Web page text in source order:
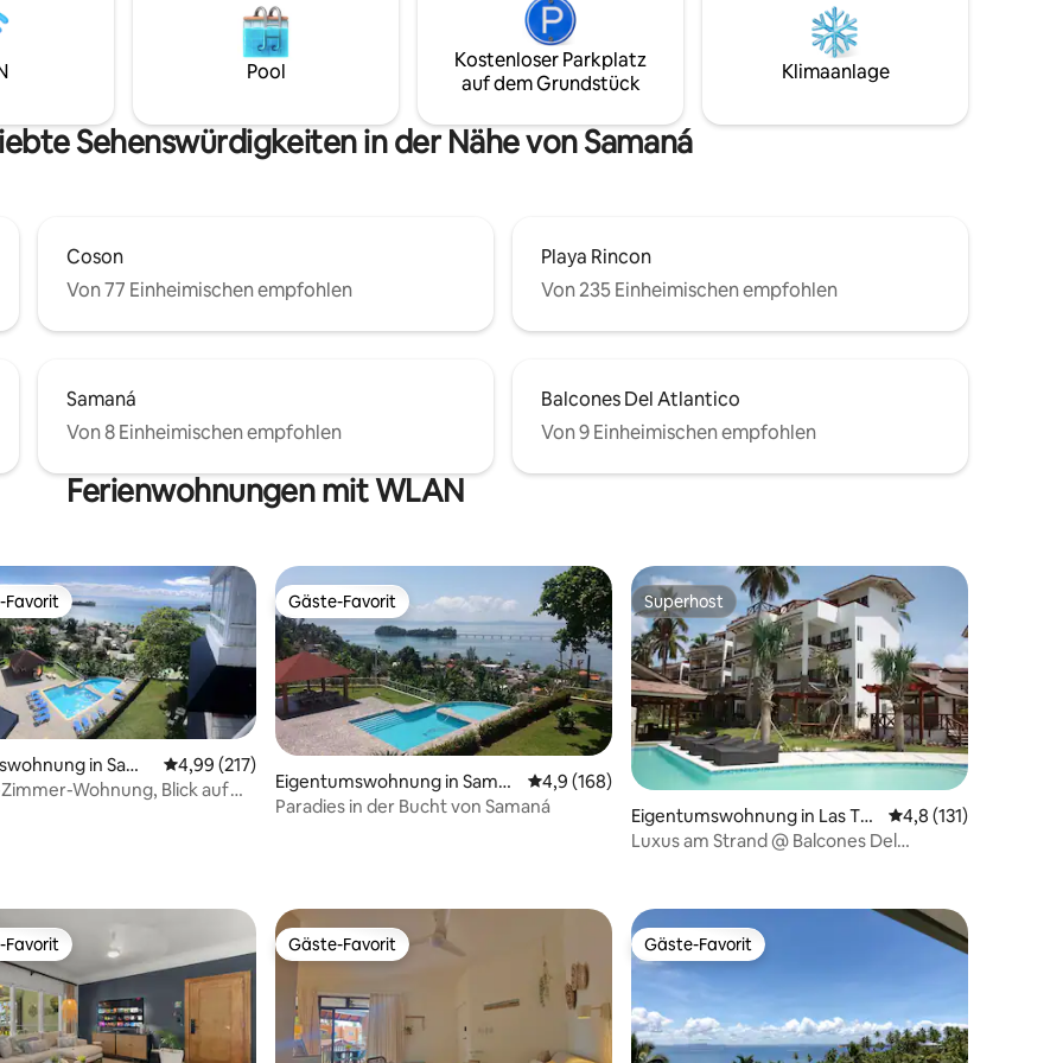
+ Grill, alles mit Blick auf das
Geschirrspüler + Netflix für
Aufenthalt.
Smart-TV, Parkplatz und täglicher
Reinigung. Dein karibisches Paradies
wartet auf dich!
Überwachungskameras Strom wird
separat berechnet. Late-Night-Partys
nicht erlaubt.
Pool
Kostenloser Parkplatz
auf dem Grundstück
Klimaanlage
Sehenswürdigkeiten in der Nähe von Samaná
Coson
Von 77 Einheimischen empfohlen
Playa Rincon
Von 235 Einheimischen empfohlen
Samaná
Von 8 Einheimischen empfohlen
Balcones Del Atlantico
Von 9 Einheimischen empfohlen
Ferienwohnungen mit WLAN
4,96 von 5, 112 Bewertungen
Favorit.
Favorit
in Sama
Durchschnittliche Bewertung: 4,99 von 5, 217 Bewertungen
4,99 (217)
Wohnung, Blick auf
Gäste-Favorit
Gäste-Favorit
Eigentumswohnung in Saman
a
Durchschnittliche Bewertung: 4,9 von 5, 168 Bewertungen
4,9 (168)
Paradies in der Bucht von Samaná
Superhost
Superhost
Eigentumswohnung in Las Ter
renas
Durchschnittliche
4,8 (131)
Luxus am Strand @ Balcones Del
Gäste-Favorit.
Favorit Gäste-Favorit
Gäste-Favorit Gäste-Favorit
Gäste-Favorit